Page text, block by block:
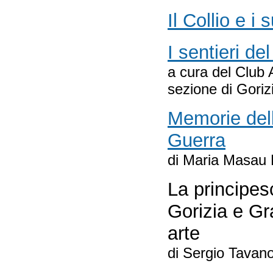
Il Collio e i
I sentieri
a cura del Club
sezione di
Memorie
Guerra
di Maria Masau
La
Gorizia e
arte
di Sergio